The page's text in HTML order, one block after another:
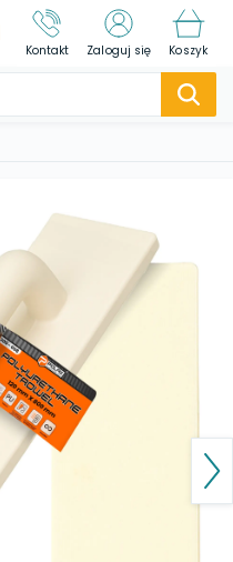
Kontakt Zaloguj się Koszyk